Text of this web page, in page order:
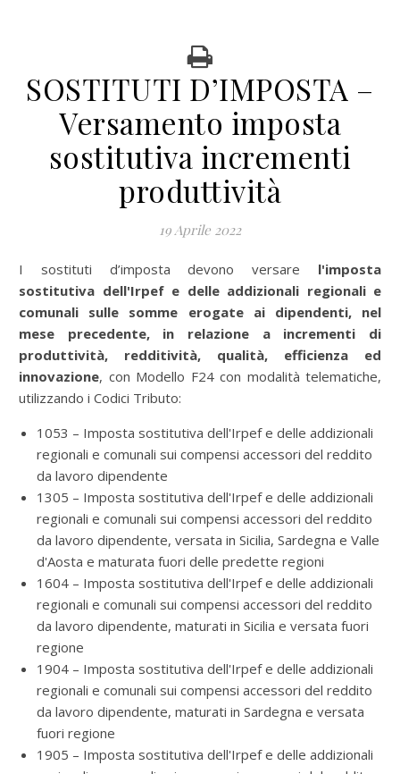
SOSTITUTI D’IMPOSTA –
Versamento imposta
sostitutiva incrementi
produttività
19 Aprile 2022
I sostituti d’imposta devono versare l'imposta
sostitutiva dell'Irpef e delle addizionali regionali e
comunali sulle somme erogate ai dipendenti, nel
mese precedente, in relazione a incrementi di
produttività, redditività, qualità, efficienza ed
innovazione, con Modello F24 con modalità telematiche,
utilizzando i Codici Tributo:
1053 – Imposta sostitutiva dell'Irpef e delle addizionali
regionali e comunali sui compensi accessori del reddito
da lavoro dipendente
1305 – Imposta sostitutiva dell'Irpef e delle addizionali
regionali e comunali sui compensi accessori del reddito
da lavoro dipendente, versata in Sicilia, Sardegna e Valle
d'Aosta e maturata fuori delle predette regioni
1604 – Imposta sostitutiva dell'Irpef e delle addizionali
regionali e comunali sui compensi accessori del reddito
da lavoro dipendente, maturati in Sicilia e versata fuori
regione
1904 – Imposta sostitutiva dell'Irpef e delle addizionali
regionali e comunali sui compensi accessori del reddito
da lavoro dipendente, maturati in Sardegna e versata
fuori regione
1905 – Imposta sostitutiva dell'Irpef e delle addizionali